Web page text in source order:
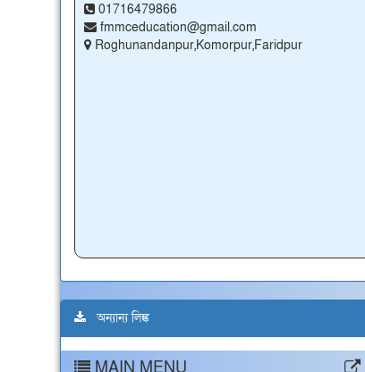
01716479866
fmmceducation@gmail.com
Roghunandanpur,Komorpur,Faridpur
অন্যান্য লিঙ্ক